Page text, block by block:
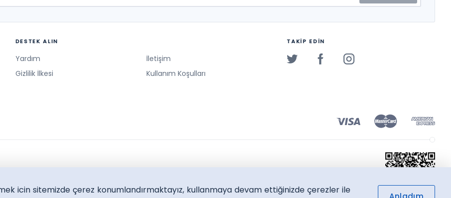
DESTEK ALIN
Yardım
İletişim
Gizlilik İlkesi
Kullanım Koşulları
TAKİP EDİN
icin sitemizde çerez konumlandırmaktayız, kullanmaya devam ettiğinizde çerezler ile